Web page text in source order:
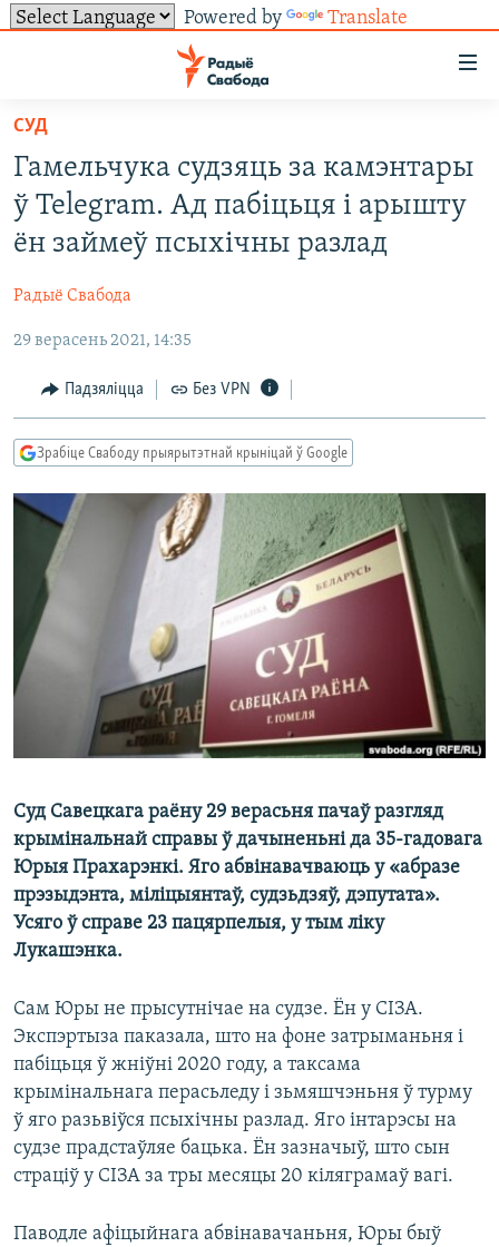
Powered by Translate
ўнівэрсальнага
доступу
Перайсьці
да
галоўнага
зьместу
да
навігацыі
Перайсьці
пошуку
УСЕ НАВІНЫ
ВІДЭА І ФОТА
ПАЛІТЫКА
ЭКАНОМІКА
ВАЙНА
ПАЛІТВЯЗЬНІ
КУЛЬТУРА
КАЛЯНДАР
ТОЛЬКІ НА СВАБОДЗЕ
ГІСТОРЫЯ НА СВАБОДЗЕ
ПАДКАСТЫ
КНІГІ
PREMIUM
МОВА
НА ХВАЛЯХ СВАБОДЫ
СУВЯЗЬ
ПАДЗЯЛІЦЦА ІНФАРМАЦЫЯЙ
RSS
ПАДКАСТЫ
FACEBOOK
СУД
Гамельчука судзяць за камэнтары
ў Telegram. Ад пабіцьця і арышту
ён займеў псыхічны разлад
Радыё Свабода
29 верасень 2021, 14:35
Падзяліцца Без VPN
Зрабіце Свабоду прыярытэтнай крыніцай ў Google
Суд Савецкага раёну 29 верасьня пачаў разгляд
крымінальнай справы ў дачыненьні да 35-гадовага
Юрыя Прахарэнкі. Яго абвінавачваюць у «абразе
прэзыдэнта, міліцыянтаў, судзьдзяў, дэпутата».
Усяго ў справе 23 пацярпелыя, у тым ліку
Лукашэнка.
Сам Юры не прысутнічае на судзе. Ён у СІЗА.
Экспэртыза паказала, што на фоне затрыманьня і
пабіцьця ў жніўні 2020 году, а таксама
крымінальнага перасьледу і зьмяшчэньня ў турму
ў яго разьвіўся псыхічны разлад. Яго інтарэсы на
судзе прадстаўляе бацька. Ён зазначыў, што сын
страціў у СІЗА за тры месяцы 20 кіляграмаў вагі.
Паводле афіцыйнага абвінавачаньня, Юры быў